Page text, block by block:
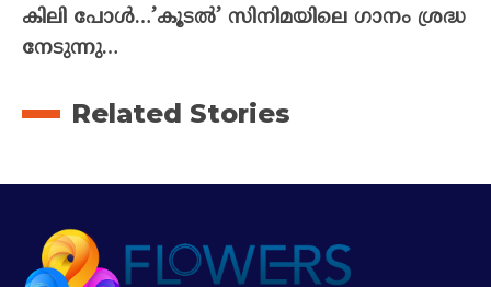
കിലി പോൾ…’കൂടൽ’ സിനിമയിലെ ഗാനം ശ്രദ്ധ
നേടുന്നു…
Related Stories